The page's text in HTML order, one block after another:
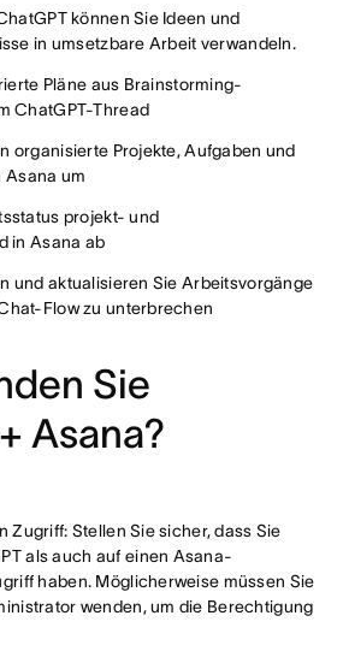
können Sie Ideen und
in umsetzbare Arbeit verwandeln.
Pläne aus Brainstorming-
ChatGPT-Thread
organisierte Projekte, Aufgaben und
Asana um
projekt- und
in Asana ab
und aktualisieren Sie Arbeitsvorgänge
Flow zu unterbrechen
Sie
Asana?
Zugriff: Stellen Sie sicher, dass Sie
als auch auf einen Asana-
haben. Möglicherweise müssen Sie
wenden, um die Berechtigung